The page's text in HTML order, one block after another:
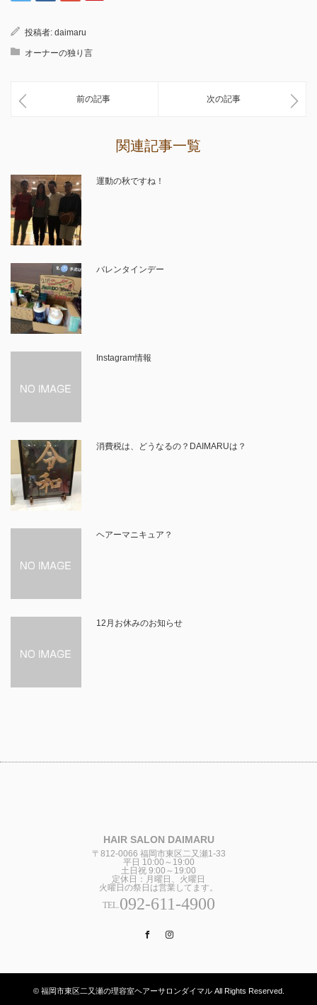
投稿者: daimaru
オーナーの独り言
前の記事 次の記事
関連記事一覧
運動の秋ですね！
バレンタインデー
Instagram情報
消費税は、どうなるの？DAIMARUは？
ヘアーマニキュア？
12月お休みのお知らせ
HAIR SALON DAIMARU
〒812-0066 福岡市東区二又瀬1-33
平日 10:00～19:00
土日祝 9:00～19:00
定休日：月曜日、火曜日
火曜日の祭日は営業してます。
TEL.092-611-4900
Facebook
© 福岡市東区二又瀬の理容室ヘアーサロンダイマル All Rights Reserved.